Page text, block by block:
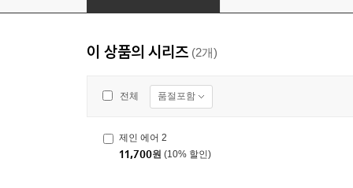
이 상품의 시리즈 (2개)
전체 품절포함
제인 에어 2
11,700원 (10% 할인)